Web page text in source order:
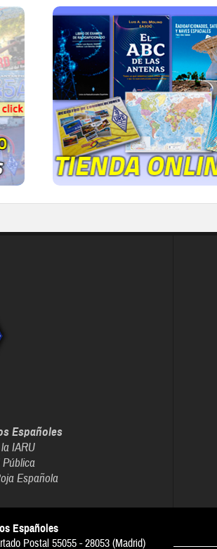
TIENDA ONLINE
Publicaciones, mapas,
gorras, tazas, forros polares y
IR A LA TIENDA DE URE
Españoles
IARU
Española
Españoles
Postal 55055 - 28053 (Madrid)